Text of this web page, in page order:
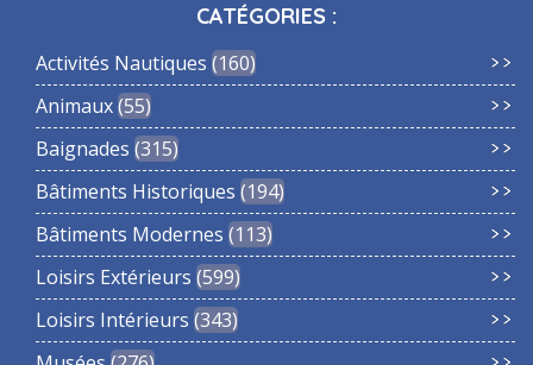
CATÉGORIES :
Activités Nautiques 160
Animaux 55
Baignades 315
Bâtiments Historiques 194
Bâtiments Modernes 113
Loisirs Extérieurs 599
Loisirs Intérieurs 343